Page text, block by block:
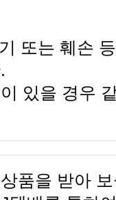
품을 받아